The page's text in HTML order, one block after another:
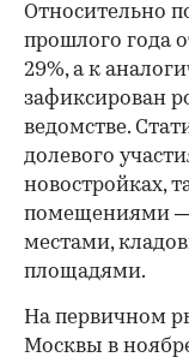
Относительно
прошлого года
29%, а к
зафиксирован
ведомстве.
долевого
новостройках,
помещениями
местами,
площадями.
На первичном
Москвы в